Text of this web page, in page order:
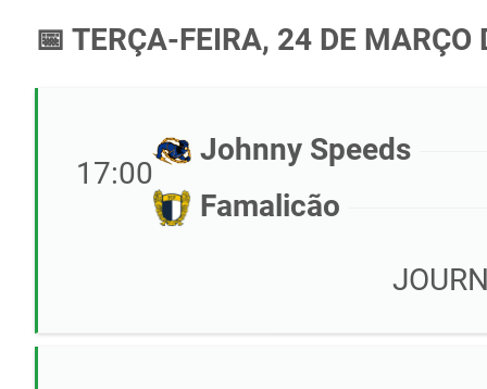
📅 TERÇA-FEIRA, 24 DE MARÇO
17:00
Johnny Speeds
Famalicão